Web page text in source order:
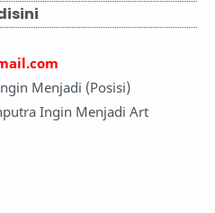
Menjadi (Posisi)
Ingin Menjadi Art